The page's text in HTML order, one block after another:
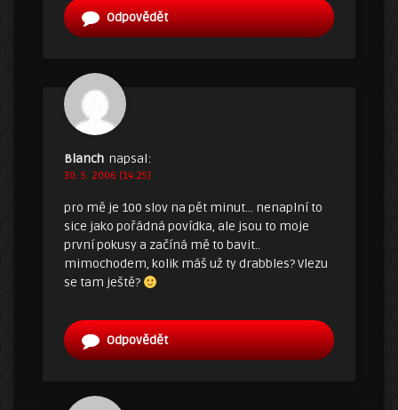
Odpovědět
Blanch napsal:
30. 5. 2006 (14:25)
pro mě je 100 slov na pět minut… nenaplní to
sice jako pořádná povídka, ale jsou to moje
první pokusy a začíná mě to bavit..
mimochodem, kolik máš už ty drabbles? Vlezu
se tam ještě?
Odpovědět